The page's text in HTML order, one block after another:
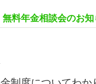
料年金相談会のお